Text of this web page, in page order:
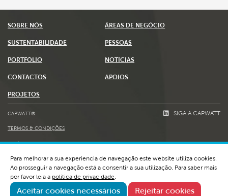
SOBRE NÓS ÁREAS DE NEGÓCIO
SUSTENTABILIDADE PESSOAS
PORTFÓLIO NOTÍCIAS
CONTACTOS APOIOS
PROJETOS
CAPWATT® SIGA A CAPWATT
TERMOS & CONDIÇÕES
POLÍTICA DE PRIVACIDADE E COOKIES
LIVRO DE RECLAMAÇÕES
WHISTLEBLOWING E RGPC
Para melhorar a sua experiencia de navegação este website utiliza cookies.
Ao prosseguir a navegação está a consentir a sua utilização. Para saber mais
por favor leia a política de privacidade.
Aceitar cookies necessários Rejeitar cookies